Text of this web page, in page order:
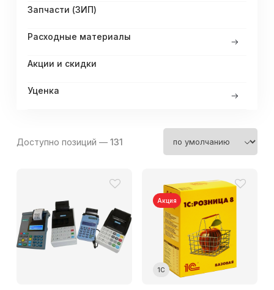
Запчасти (ЗИП)
Расходные материалы
Акции и скидки
Уценка
Доступно позиций — 131
Акция
1С